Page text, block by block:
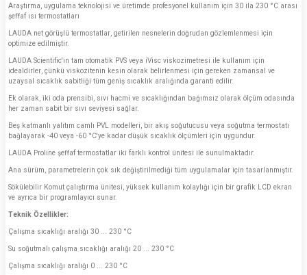
Araştırma, uygulama teknolojisi ve üretimde profesyonel kullanım için 30 ila 230 °C arası
şeffaf ısı termostatları
LAUDA net görüşlü termostatlar, getirilen nesnelerin doğrudan gözlemlenmesi için
optimize edilmiştir.
LAUDA Scientific'in tam otomatik PVS veya iVisc viskozimetresi ile kullanım için
idealdirler, çünkü viskozitenin kesin olarak belirlenmesi için gereken zamansal ve
uzaysal sıcaklık sabitliği tüm geniş sıcaklık aralığında garanti edilir.
Ek olarak, iki oda prensibi, sıvı hacmi ve sıcaklığından bağımsız olarak ölçüm odasında
her zaman sabit bir sıvı seviyesi sağlar.
Beş katmanlı yalıtım camlı PVL modelleri, bir akış soğutucusu veya soğutma termostatı
bağlayarak -40 veya -60 °C'ye kadar düşük sıcaklık ölçümleri için uygundur.
LAUDA Proline şeffaf termostatlar iki farklı kontrol ünitesi ile sunulmaktadır.
Ana sürüm, parametrelerin çok sık değiştirilmediği tüm uygulamalar için tasarlanmıştır.
Sökülebilir Komut çalıştırma ünitesi, yüksek kullanım kolaylığı için bir grafik LCD ekran
ve ayrıca bir programlayıcı sunar.
Teknik Özellikler:
Çalışma sıcaklığı aralığı 30 ... 230 °C
Su soğutmalı çalışma sıcaklığı aralığı 20 ... 230 °C
Çalışma sıcaklığı aralığı 0 ... 230 °C